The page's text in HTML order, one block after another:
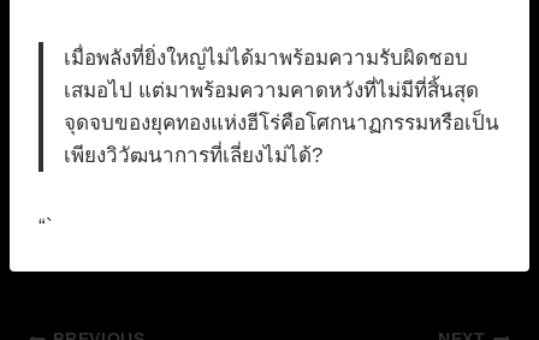
เมื่อพลังที่ยิ่งใหญ่ไม่ได้มาพร้อมความรับผิดชอบ
เสมอไป แต่มาพร้อมความคาดหวังที่ไม่มีที่สิ้นสุด
จุดจบของยุคทองแห่งฮีโร่คือโศกนาฏกรรมหรือเป็น
เพียงวิวัฒนาการที่เลี่ยงไม่ได้?
“`